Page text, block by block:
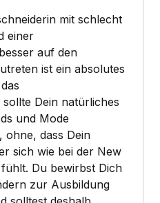
mit schlecht
einer
auf den
ist ein absolutes
Dein natürliches
und Mode
ohne, dass Dein
sich wie bei der New
Du bewirbst Dich
zur Ausbildung